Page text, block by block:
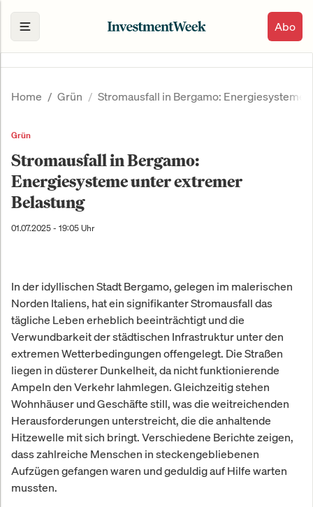
Abo
Home Grün Stromausfall in Bergamo: Energiesysteme
Grün
Stromausfall in Bergamo:
Energiesysteme unter extremer
Belastung
01.07.2025 - 19:05 Uhr
In der idyllischen Stadt Bergamo, gelegen im malerischen
Norden Italiens, hat ein signifikanter Stromausfall das
tägliche Leben erheblich beeinträchtigt und die
Verwundbarkeit der städtischen Infrastruktur unter den
extremen Wetterbedingungen offengelegt. Die Straßen
liegen in düsterer Dunkelheit, da nicht funktionierende
Ampeln den Verkehr lahmlegen. Gleichzeitig stehen
Wohnhäuser und Geschäfte still, was die weitreichenden
Herausforderungen unterstreicht, die die anhaltende
Hitzewelle mit sich bringt. Verschiedene Berichte zeigen,
dass zahlreiche Menschen in steckengebliebenen
Aufzügen gefangen waren und geduldig auf Hilfe warten
mussten.